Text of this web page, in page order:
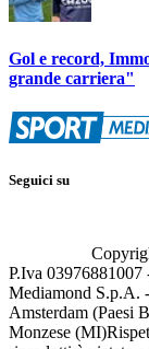
Gol e record,
grande carriera"
Seguici su
P.Iva
Mediamond S.p.A.
Amsterdam (Paesi
Monzese (MI)